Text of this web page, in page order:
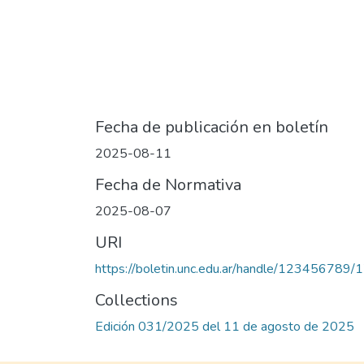
Fecha de publicación en boletín
2025-08-11
Fecha de Normativa
2025-08-07
URI
https://boletin.unc.edu.ar/handle/123456789/
Collections
Edición 031/2025 del 11 de agosto de 2025